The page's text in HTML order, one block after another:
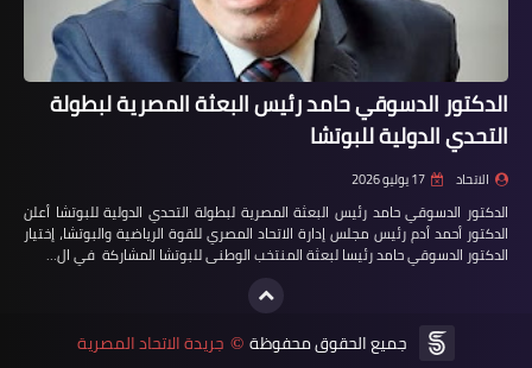
الدكتور الدسوقي حامد رئيس البعثة المصرية لبطولة
التحدي الدولية للبوتشا
الاتحاد 17 يوليو 2026
الدكتور الدسوقي حامد رئيس البعثة المصرية لبطولة التحدي الدولية للبوتشا أعلن
الدكتور أحمد أدم رئيس مجلس إدارة الاتحاد المصري للقوة الرياضية والبوتشا، إختيار
الدكتور الدسوقي حامد رئيسا لبعثة المنتخب الوطنى للبوتشا المشاركة في ال…
جميع الحقوق محفوظة © جريدة الاتحاد المصرية